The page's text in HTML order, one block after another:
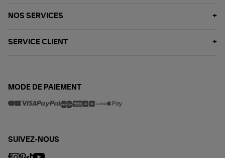
NOS SERVICES
SERVICE CLIENT
MODE DE PAIEMENT
SUIVEZ-NOUS